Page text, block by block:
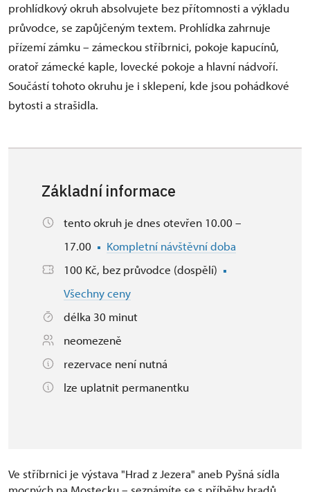
prohlídkový okruh absolvujete bez přítomnosti a výkladu
průvodce, se zapůjčeným textem. Prohlídka zahrnuje
přízemí zámku – zámeckou stříbrnici, pokoje kapucínů,
oratoř zámecké kaple, lovecké pokoje a hlavní nádvoří.
Součástí tohoto okruhu je i sklepení, kde jsou pohádkové
bytosti a strašidla.
Základní informace
tento okruh je dnes otevřen 10.00 –
17.00
Kompletní návštěvní doba
100 Kč, bez průvodce (dospělí)
Všechny ceny
délka 30 minut
neomezeně
rezervace není nutná
lze uplatnit permanentku
Ve stříbrnici je výstava "Hrad z Jezera" aneb Pyšná sídla